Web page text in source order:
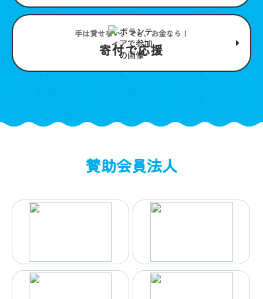
手は貸せない。でも、お金なら！
寄付で応援
賛助会員法人